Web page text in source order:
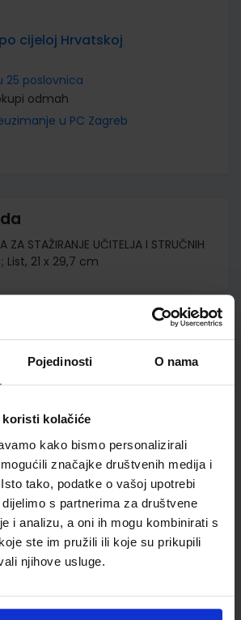
Pojedinosti O nama
koristi kolačiće
kako bismo personalizirali
značajke društvenih medija i
tako, podatke o vašoj upotrebi
s partnerima za društvene
i analizu, a oni ih mogu kombinirati s
ste im pružili ili koje su prikupili
njihove usluge.
cijeloj Hrvatskoj
25 poslovnica
odmah
u PC Zagreb
ZA STAŽIRANJE UČITELJA I STRUČNIH
List, 21 x 29,7 cm
110128
prijava